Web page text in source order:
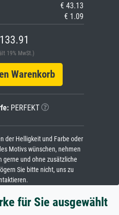
€ 43.13
€ 1.09
19% MwSt.)
Warenkorb
PERFEKT
der Helligkeit und Farbe oder
Motivs wünschen, nehmen
gerne und ohne zusätzliche
Sie bitte nicht, uns zu
für Sie ausgewählt